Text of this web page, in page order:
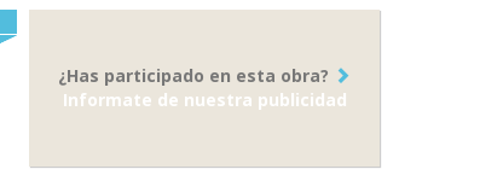
¿Has participado en esta obra?
Informate de nuestra publicidad